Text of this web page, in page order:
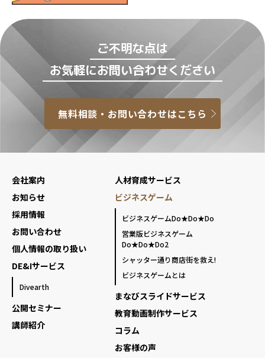
ご不明な点は
お気軽にお問い合わせください
無料相談・お問い合わせはこちら
会社案内
お知らせ
採用情報
お問い合わせ
個人情報の取り扱い
DE&Iサービス
Divearth
公開セミナー
講師紹介
人材育成サービス
ビジネスゲーム
ビジネスゲームDo★Do★Do
営業版ビジネスゲーム
Do★Do★Do2
シャッター通り商店街を救え!
ビジネスゲームとは
まなびスライドサービス
教育動画制作サービス
コラム
お客様の声